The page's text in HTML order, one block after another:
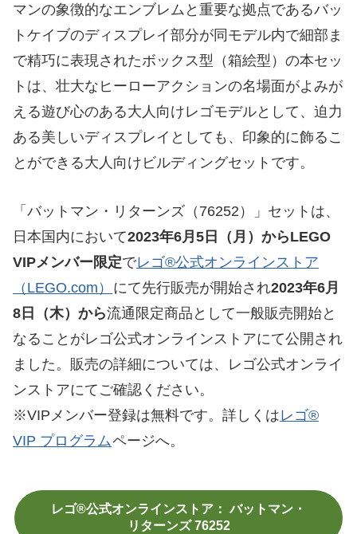
マンの象徴的なエンブレムと重要な拠点であるバッ
トケイブのディスプレイ部分が同モデル内で細部ま
で精巧に表現されたボックス型（箱絵型）の本セッ
トは、壮大なヒーローアクションの名場面がよみが
える遊び心のある大人向けレゴモデルとして、迫力
ある美しいディスプレイとしても、印象的に飾るこ
とができる大人向けビルディングセットです。
「バットマン・リターンズ（76252）」セットは、
日本国内において2023年6月5日（月）からLEGO
VIPメンバー限定でレゴ®公式オンラインストア
（LEGO.com） にて先行販売が開始され2023年6月
8日（木）から流通限定商品として一般販売開始と
なることがレゴ公式オンラインストアにて公開され
ました。販売の詳細については、レゴ公式オンライ
ンストアにてご確認ください。
※VIPメンバー登録は無料です。詳しくはレゴ®
VIP プログラムページへ。
レゴ®公式オンラインストア： バットマン・
リターンズ 76252